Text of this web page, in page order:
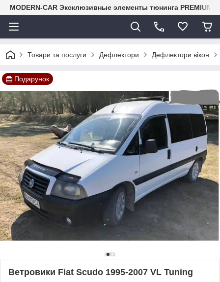
MODERN-CAR Эксклюзивные элементы тюнинга PREMIUM-
Товари та послуги Дефлектори Дефлектори вікон
Подарунок
Ветровики Fiat Scudo 1995-2007 VL Tuning